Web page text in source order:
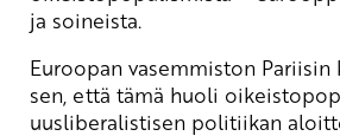
ja soineista.
Euroopan vasemmiston Pariisin
sen, että tämä huoli
uusliberalistisen politiikan